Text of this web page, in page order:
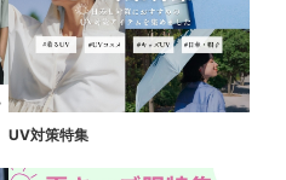
UV対策特集